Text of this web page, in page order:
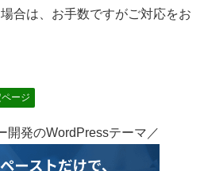
合は、お手数ですがご対応をお
ージ
開発のWordPressテーマ／